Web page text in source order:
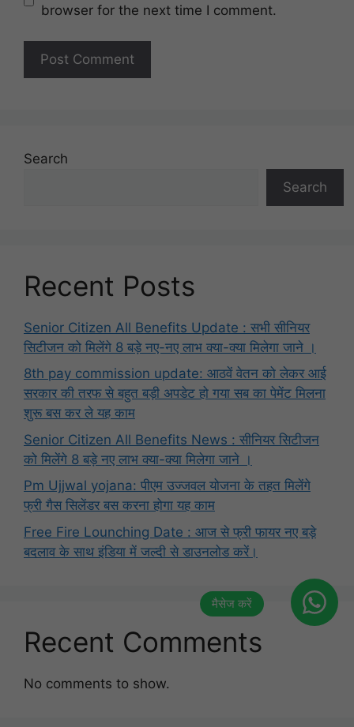
browser for the next time I comment.
Search
Search
Recent Posts
Senior Citizen All Benefits Update : सभी सीनियर
सिटीजन को मिलेंगे 8 बड़े नए-नए लाभ क्या-क्या मिलेगा जाने ।
8th pay commission update: आठवें वेतन को लेकर आई
सरकार की तरफ से बहुत बड़ी अपडेट हो गया सब का पेमेंट मिलना
शुरू बस कर ले यह काम
Senior Citizen All Benefits News : सीनियर सिटीजन
को मिलेंगे 8 बड़े नए लाभ क्या-क्या मिलेगा जाने ।
Pm Ujjwal yojana: पीएम उज्जवल योजना के तहत मिलेंगे
फ्री गैस सिलेंडर बस करना होगा यह काम
Free Fire Lounching Date : आज से फ्री फायर नए बड़े
बदलाव के साथ इंडिया में जल्दी से डाउनलोड करें।
Recent Comments
No comments to show.